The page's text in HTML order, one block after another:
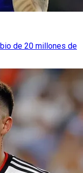
de 20 millones de